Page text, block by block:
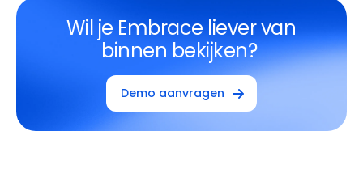
Wil je Embrace liever van
binnen bekijken?
Demo aanvragen